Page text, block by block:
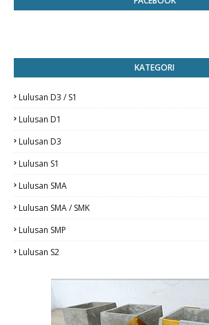
KATEGORI
Lulusan D3 / S1
Lulusan D1
Lulusan D3
Lulusan S1
Lulusan SMA
Lulusan SMA / SMK
Lulusan SMP
Lulusan S2